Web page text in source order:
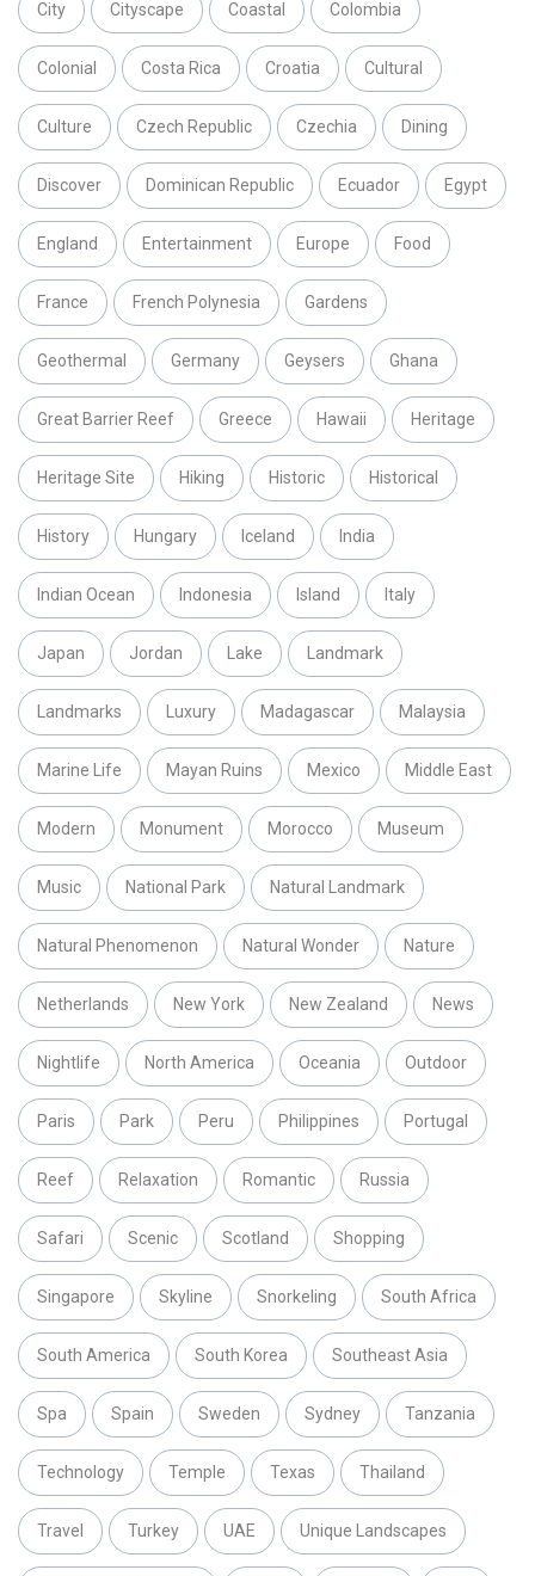
City Cityscape Coastal Colombia
Colonial Costa Rica Croatia Cultural
Culture Czech Republic Czechia Dining
Discover Dominican Republic Ecuador Egypt
England Entertainment Europe Food
France French Polynesia Gardens
Geothermal Germany Geysers Ghana
Great Barrier Reef Greece Hawaii Heritage
Heritage Site Hiking Historic Historical
History Hungary Iceland India
Indian Ocean Indonesia Island Italy
Japan Jordan Lake Landmark
Landmarks Luxury Madagascar Malaysia
Marine Life Mayan Ruins Mexico Middle East
Modern Monument Morocco Museum
Music National Park Natural Landmark
Natural Phenomenon Natural Wonder Nature
Netherlands New York New Zealand News
Nightlife North America Oceania Outdoor
Paris Park Peru Philippines Portugal
Reef Relaxation Romantic Russia
Safari Scenic Scotland Shopping
Singapore Skyline Snorkeling South Africa
South America South Korea Southeast Asia
Spa Spain Sweden Sydney Tanzania
Technology Temple Texas Thailand
Travel Turkey UAE Unique Landscapes